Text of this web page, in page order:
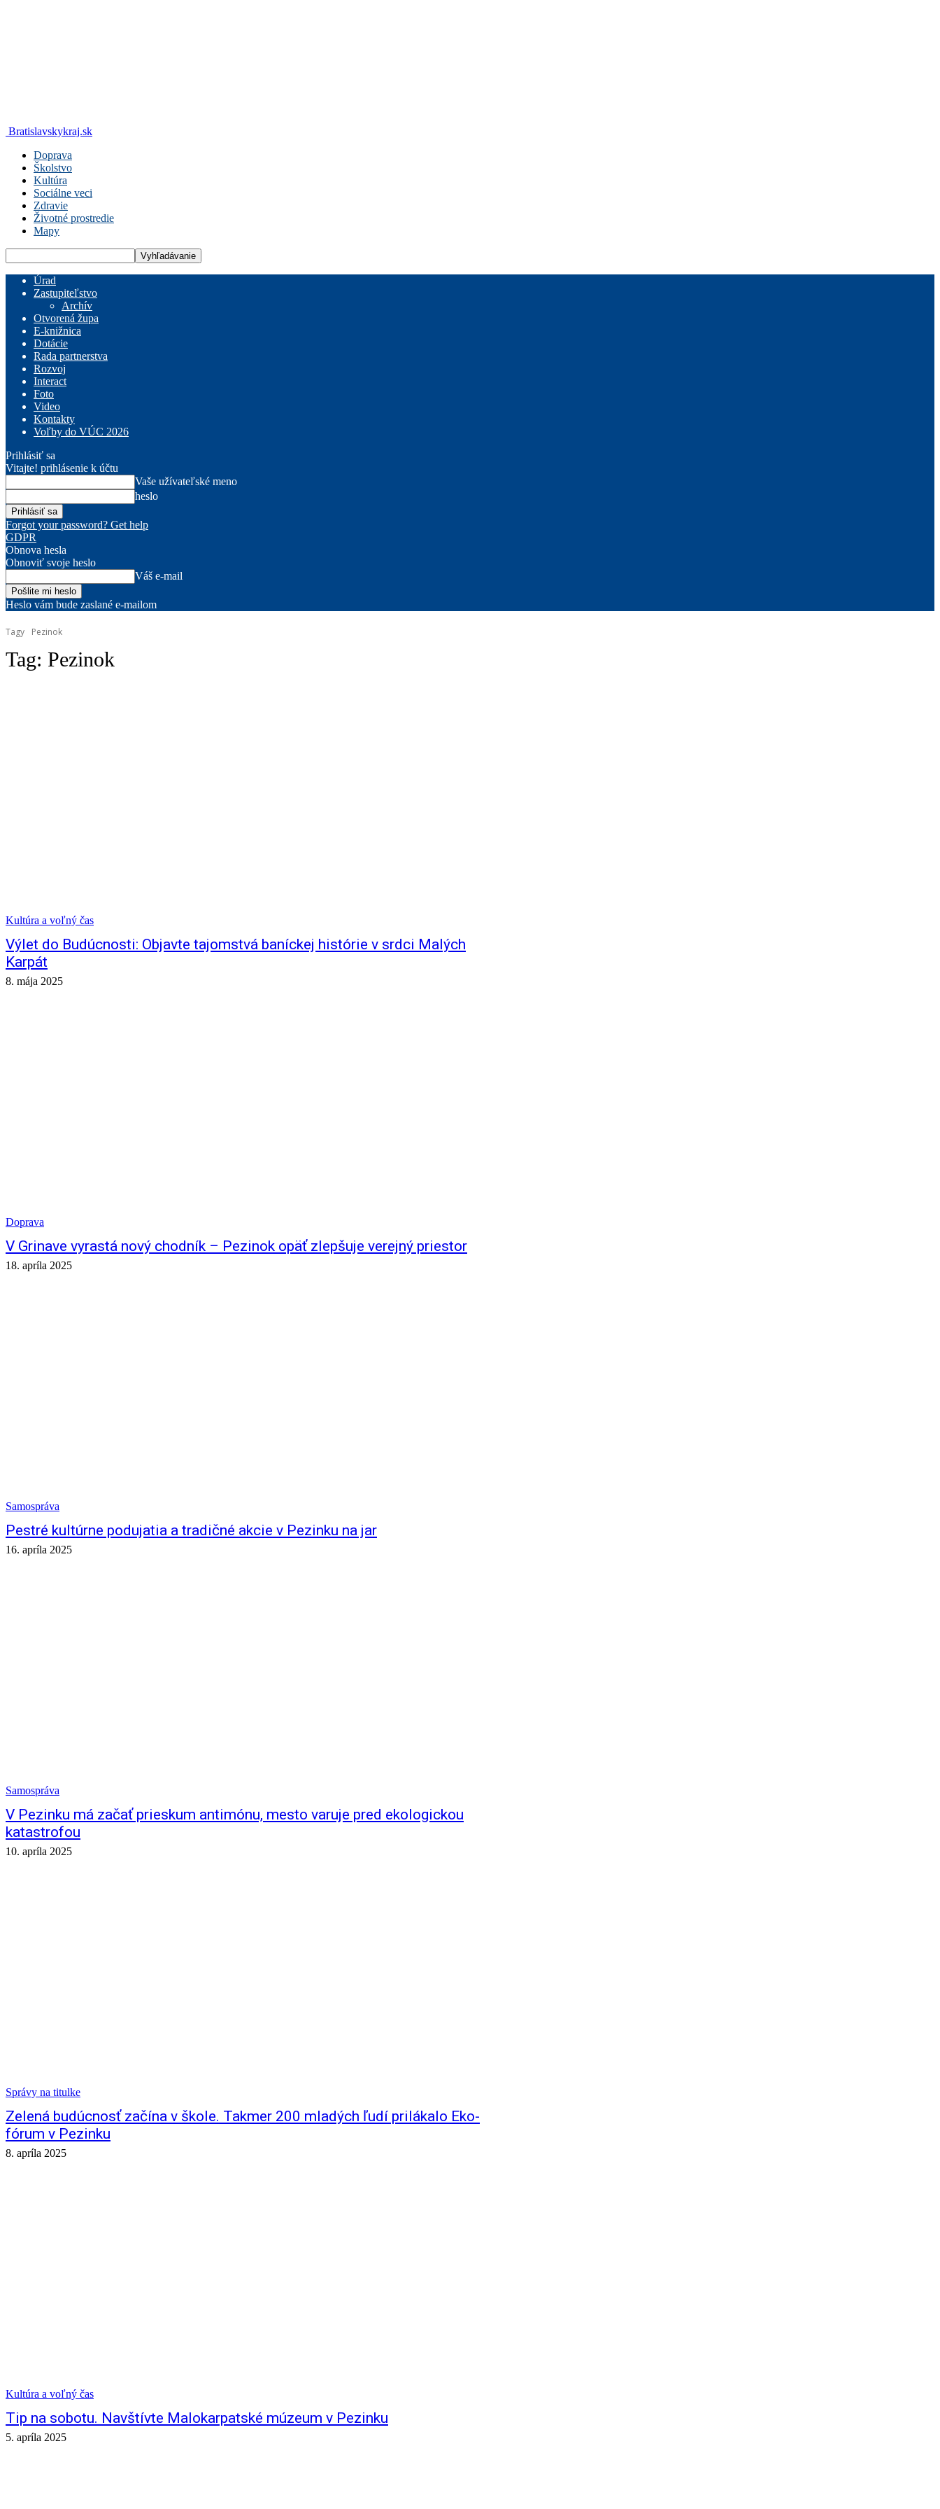
Bratislavskykraj.sk
Doprava
Školstvo
Kultúra
Sociálne veci
Zdravie
Životné prostredie
Mapy
Úrad
Zastupiteľstvo
Archív
Otvorená župa
E-knižnica
Dotácie
Rada partnerstva
Rozvoj
Interact
Foto
Video
Kontakty
Voľby do VÚC 2026
Prihlásiť sa
Vitajte! prihlásenie k účtu
Vaše užívateľské meno
heslo
Forgot your password? Get help
GDPR
Obnova hesla
Obnoviť svoje heslo
Váš e-mail
Heslo vám bude zaslané e-mailom
Tagy Pezinok
Tag: Pezinok
Kultúra a voľný čas
Výlet do Budúcnosti: Objavte tajomstvá baníckej histórie v srdci Malých
Karpát
8. mája 2025
Doprava
V Grinave vyrastá nový chodník – Pezinok opäť zlepšuje verejný priestor
18. apríla 2025
Samospráva
Pestré kultúrne podujatia a tradičné akcie v Pezinku na jar
16. apríla 2025
Samospráva
V Pezinku má začať prieskum antimónu, mesto varuje pred ekologickou
katastrofou
10. apríla 2025
Správy na titulke
Zelená budúcnosť začína v škole. Takmer 200 mladých ľudí prilákalo Eko-
fórum v Pezinku
8. apríla 2025
Kultúra a voľný čas
Tip na sobotu. Navštívte Malokarpatské múzeum v Pezinku
5. apríla 2025